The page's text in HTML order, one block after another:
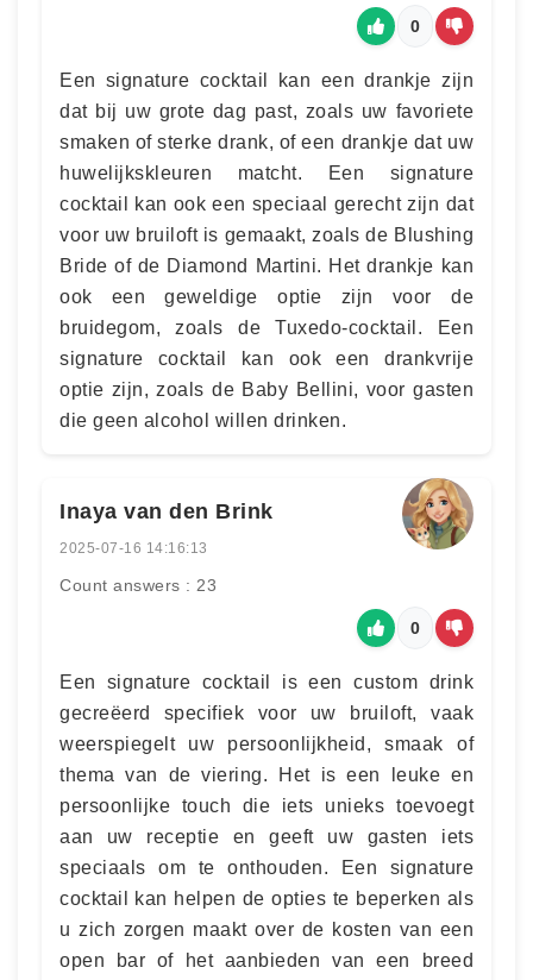
0
Een signature cocktail kan een drankje zijn
dat bij uw grote dag past, zoals uw favoriete
smaken of sterke drank, of een drankje dat uw
huwelijkskleuren matcht. Een signature
cocktail kan ook een speciaal gerecht zijn dat
voor uw bruiloft is gemaakt, zoals de Blushing
Bride of de Diamond Martini. Het drankje kan
ook een geweldige optie zijn voor de
bruidegom, zoals de Tuxedo-cocktail. Een
signature cocktail kan ook een drankvrije
optie zijn, zoals de Baby Bellini, voor gasten
die geen alcohol willen drinken.
Inaya van den Brink
2025-07-16 14:16:13
Count answers : 23
0
Een signature cocktail is een custom drink
gecreëerd specifiek voor uw bruiloft, vaak
weerspiegelt uw persoonlijkheid, smaak of
thema van de viering. Het is een leuke en
persoonlijke touch die iets unieks toevoegt
aan uw receptie en geeft uw gasten iets
speciaals om te onthouden. Een signature
cocktail kan helpen de opties te beperken als
u zich zorgen maakt over de kosten van een
open bar of het aanbieden van een breed